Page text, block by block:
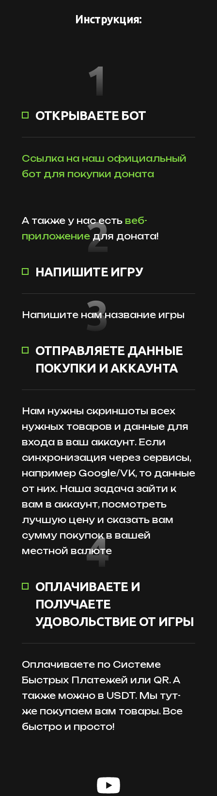
Инструкция:
ОТКРЫВАЕТЕ БОТ
Ссылка на наш официальный
бот для покупки доната
А также у нас есть веб-
приложение для доната!
1
НАПИШИТЕ ИГРУ
Напишите нам название игры
2
ОТПРАВЛЯЕТЕ ДАННЫЕ
ПОКУПКИ И АККАУНТА
Нам нужны скриншоты всех
нужных товаров и данные для
входа в ваш аккаунт. Если
синхронизация через сервисы,
например Google/VK, то данные
от них. Наша задача зайти к
вам в аккаунт, посмотреть
лучшую цену и сказать вам
сумму покупок в вашей
местной валюте
3
ОПЛАЧИВАЕТЕ И
ПОЛУЧАЕТЕ
УДОВОЛЬСТВИЕ ОТ ИГРЫ
Оплачиваете по Системе
Быстрых Платежей или QR. А
также можно в USDT. Мы тут-
же покупаем вам товары. Все
быстро и просто!
4